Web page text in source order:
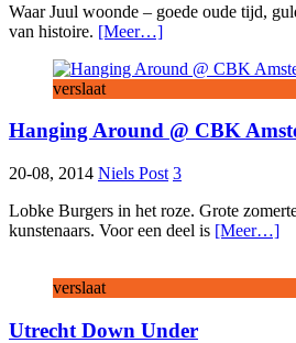
Waar Juul woonde – goede oude tijd,
van histoire. [Meer…]
verslaat
Hanging Around @ CBK
20-08, 2014 Niels Post 3
Lobke Burgers in het roze. Grote
kunstenaars. Voor een deel is [Meer…]
verslaat
Utrecht Down Under